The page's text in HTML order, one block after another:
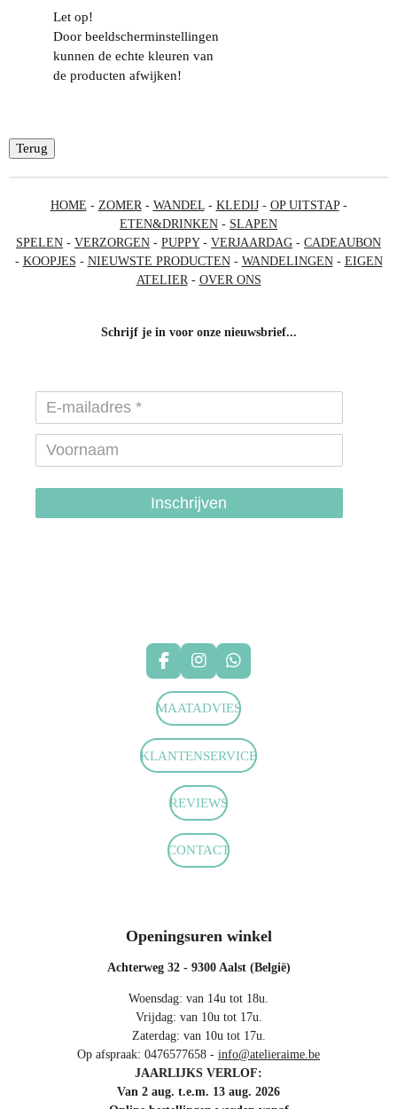
Let op!
Door beeldscherminstellingen
kunnen de echte kleuren van
de producten afwijken!
Terug
HOME - ZOMER- WANDEL- KLEDIJ- OP UITSTAP-
ETEN&DRINKEN - SLAPEN
SPELEN - VERZORGEN - PUPPY- VERJAARDAG - CADEAUBON
- KOOPJES - NIEUWSTE PRODUCTEN- WANDELINGEN- EIGEN
ATELIER- OVER ONS
Schrijf je in voor onze nieuwsbrief...
Inschrijven
F
a
c
e
o
I
n
t
r
m
W
h
a
t
p
MAATADVIES
KLANTENSERVICE
REVIEWS
CONTACT
Openingsuren winkel
Achterweg 32 - 9300 Aalst (België)
Woensdag: van 14u tot 18u.
Vrijdag: van 10u tot 17u.
Zaterdag: van 10u tot 17u.
Op afspraak: 0476577658 - info@atelieraime.be
JAARLIJKS VERLOF:
Van 2 aug. t.e.m. 13 aug. 2026